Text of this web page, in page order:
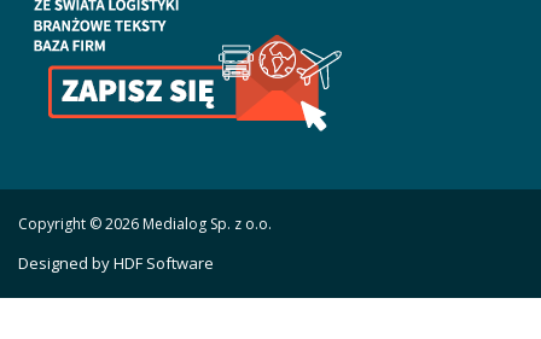
Copyright © 2026 Medialog Sp. z o.o.
Designed by HDF Software